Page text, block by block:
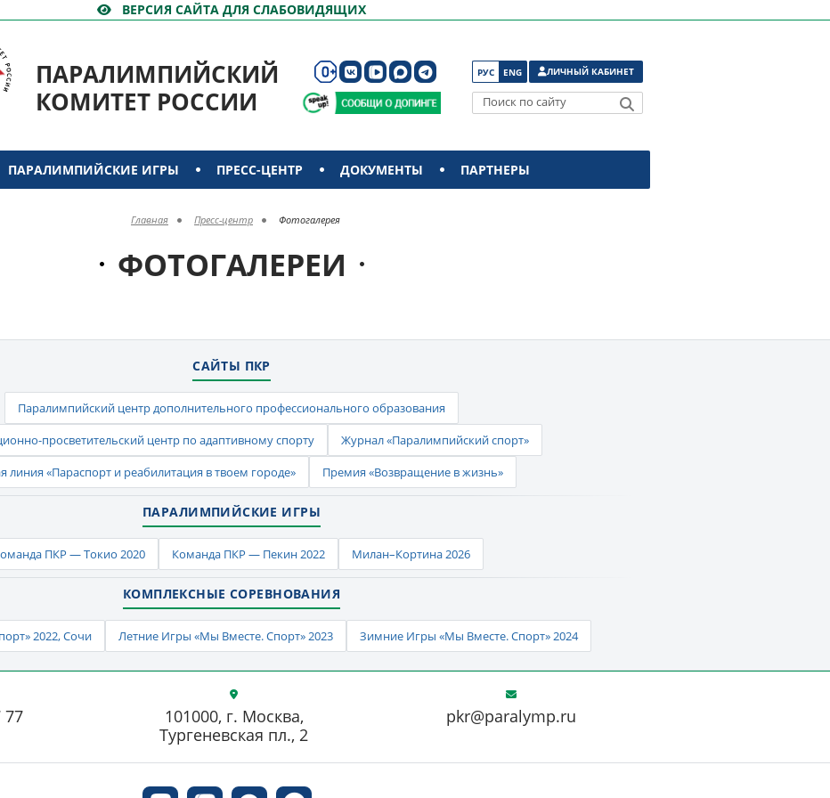
ВЕРСИЯ САЙТА ДЛЯ СЛАБОВИДЯЩИХ
ПАРАЛИМПИЙСКИЙ
КОМИТЕТ РОССИИ
РУС ENG ЛИЧНЫЙ КАБИНЕТ
Поиск по сайту
ПАРАЛИМПИЙСКИЕ ИГРЫ ПРЕСС-ЦЕНТР ДОКУМЕНТЫ ПАРТНЕРЫ
Главная Пресс-центр Фотогалерея
ФОТОГАЛЕРЕИ
САЙТЫ ПКР
Паралимпийский центр дополнительного профессионального образования
просветительский центр по адаптивному спорту
Журнал «Паралимпийский спорт»
линия «Параспорт и реабилитация в твоем городе»
Премия «Возвращение в жизнь»
ПАРАЛИМПИЙСКИЕ ИГРЫ
ПКР — Токио 2020 Команда ПКР — Пекин 2022 Милан–Кортина 2026
КОМПЛЕКСНЫЕ СОРЕВНОВАНИЯ
2022, Сочи Летние Игры «Мы Вместе. Спорт» 2023 Зимние Игры «Мы Вместе. Спорт» 2024
77 pkr@paralymp.ru
101000, г. Москва,
Тургеневская пл., 2